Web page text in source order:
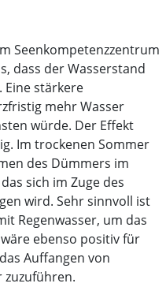
Seenkompetenzzentrum
dass der Wasserstand
Eine stärkere
mehr Wasser
würde. Der Effekt
Im trockenen Sommer
des Dümmers im
sich im Zuge des
wird. Sehr sinnvoll ist
Regenwasser, um das
ebenso positiv für
Auffangen von
zuzuführen.